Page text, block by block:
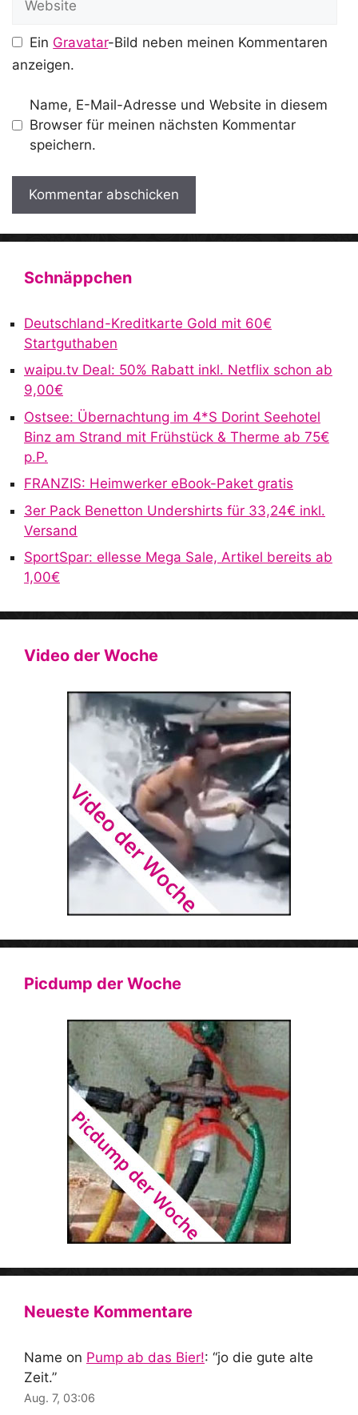
Ein Gravatar-Bild neben meinen Kommentaren
anzeigen.
Name, E-Mail-Adresse und Website in diesem
Browser für meinen nächsten Kommentar
speichern.
A
n
t
Schnäppchen
Deutschland-Kreditkarte Gold mit 60€
Startguthaben
waipu.tv Deal: 50% Rabatt inkl. Netflix schon ab
9,00€
Ostsee: Übernachtung im 4*S Dorint Seehotel
Binz am Strand mit Frühstück & Therme ab 75€
p.P.
FRANZIS: Heimwerker eBook-Paket gratis
3er Pack Benetton Undershirts für 33,24€ inkl.
Versand
SportSpar: ellesse Mega Sale, Artikel bereits ab
1,00€
Video der Woche
Picdump der Woche
Neueste Kommentare
Name on Pump ab das Bier!: “jo die gute alte
Zeit.”
Aug. 7, 03:06